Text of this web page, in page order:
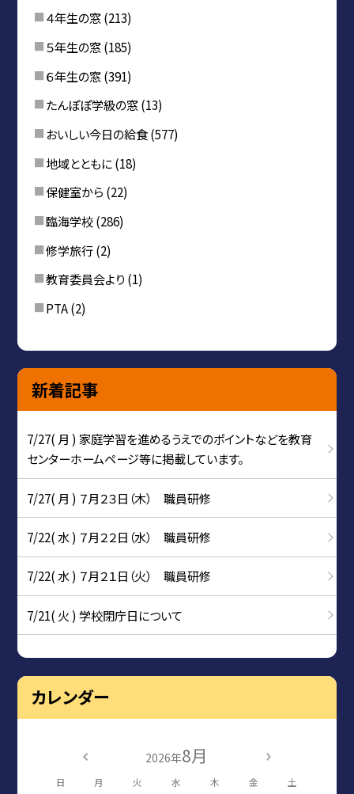
４年生の窓(213)
５年生の窓(185)
６年生の窓(391)
たんぽぽ学級の窓(13)
おいしい今日の給食(577)
地域とともに(18)
保健室から (22)
臨海学校(286)
修学旅行(2)
教育委員会より (1)
PTA(2)
新着記事
7/27( 月 ) 家庭学習を進めるうえでのポイントなどを教育
センターホームページ等に掲載しています。
7/27( 月 ) ７月２３日（木） 職員研修
7/22( 水 ) ７月２２日（水） 職員研修
7/22( 水 ) ７月２１日（火） 職員研修
7/21( 火 ) 学校閉庁日について
カレンダー
2026年8月
日 月 火 水 木 金 土